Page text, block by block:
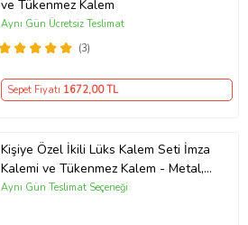
ve Tükenmez Kalem
(3)
Aynı Gün Ücretsiz Teslimat
Sepet Fiyatı 1672,00 TL
Kişiye Özel İkili Lüks Kalem Seti İmza
Kalemi ve Tükenmez Kalem - Metal,
Şık Tasarım Premium Kalem Seti
Aynı Gün Teslimat Seçeneği